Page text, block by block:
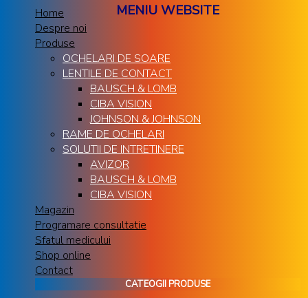
MENIU WEBSITE
Home
Despre noi
Produse
OCHELARI DE SOARE
LENTILE DE CONTACT
BAUSCH & LOMB
CIBA VISION
JOHNSON & JOHNSON
RAME DE OCHELARI
SOLUTII DE INTRETINERE
AVIZOR
BAUSCH & LOMB
CIBA VISION
Magazin
Programare consultatie
Sfatul medicului
Shop online
Contact
CATEOGII PRODUSE